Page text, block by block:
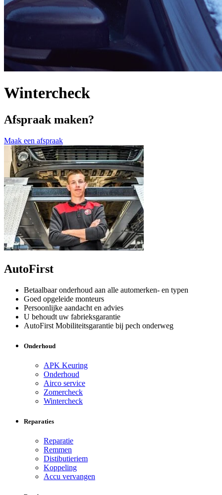
Wintercheck
Afspraak maken?
Maak een afspraak
AutoFirst
Betaalbaar onderhoud aan alle automerken- en typen
Goed opgeleide monteurs
Persoonlijke aandacht en advies
U behoudt uw fabrieksgarantie
AutoFirst Mobiliteitsgarantie bij pech onderweg
Onderhoud
APK Keuring
Onderhoud
Airco service
Zomercheck
Wintercheck
Reparaties
Reparatie
Remmen
Distibutieriem
Koppeling
Accu vervangen